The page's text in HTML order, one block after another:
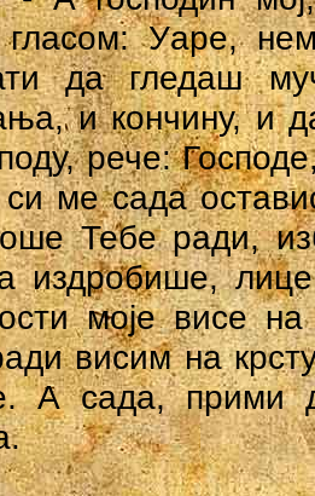
Уape,
да гледаш
и кончину, и
рече:
ме сада
Тебе ради,
издробише,
моје висе
висим на
А сада, прими